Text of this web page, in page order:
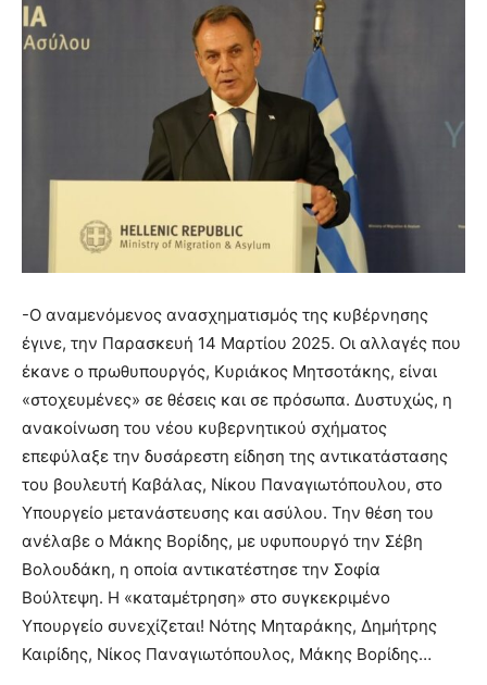
-Ο αναμενόμενος ανασχηματισμός της κυβέρνησης
έγινε, την Παρασκευή 14 Μαρτίου 2025. Οι αλλαγές που
έκανε ο πρωθυπουργός, Κυριάκος Μητσοτάκης, είναι
«στοχευμένες» σε θέσεις και σε πρόσωπα. Δυστυχώς, η
ανακοίνωση του νέου κυβερνητικού σχήματος
επεφύλαξε την δυσάρεστη είδηση της αντικατάστασης
του βουλευτή Καβάλας, Νίκου Παναγιωτόπουλου, στο
Υπουργείο μετανάστευσης και ασύλου. Την θέση του
ανέλαβε ο Μάκης Βορίδης, με υφυπουργό την Σέβη
Βολουδάκη, η οποία αντικατέστησε την Σοφία
Βούλτεψη. Η «καταμέτρηση» στο συγκεκριμένο
Υπουργείο συνεχίζεται! Νότης Μηταράκης, Δημήτρης
Καιρίδης, Νίκος Παναγιωτόπουλος, Μάκης Βορίδης…